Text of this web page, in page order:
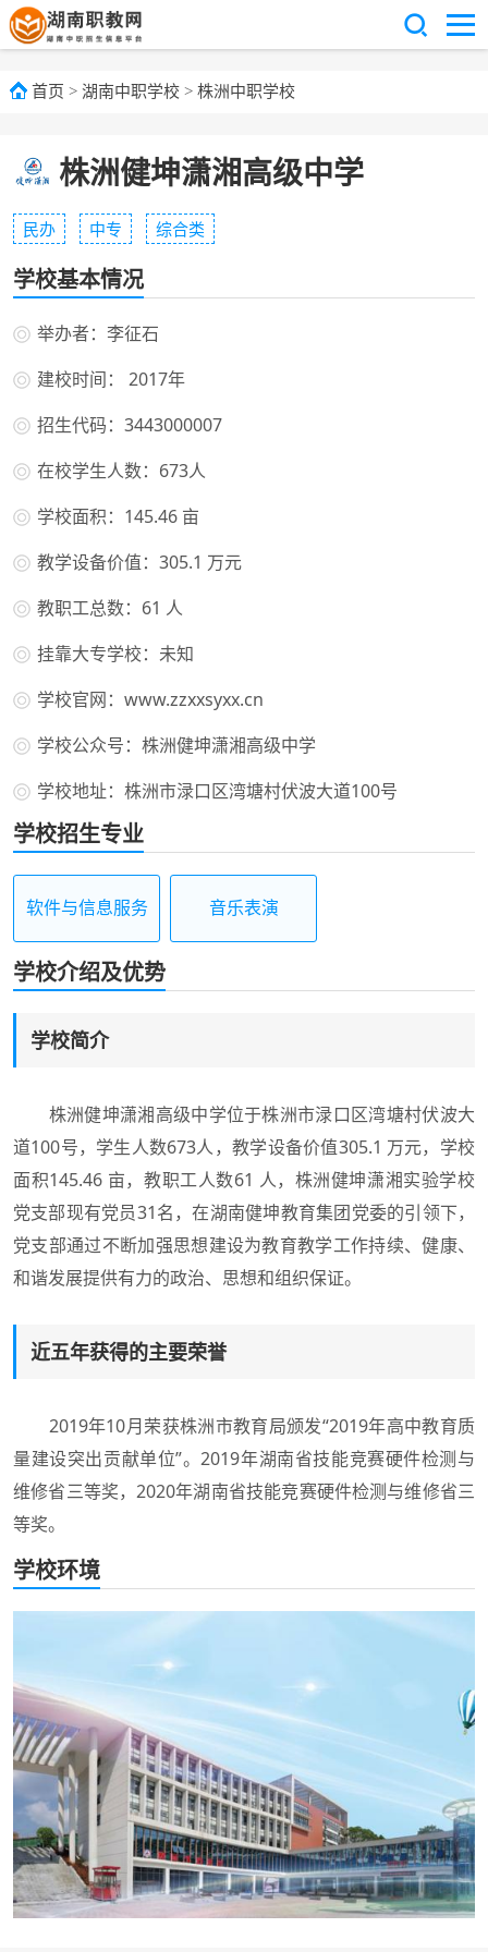
首页 > 湖南中职学校 > 株洲中职学校
株洲健坤潇湘高级中学
民办 中专 综合类
学校基本情况
举办者：李征石
建校时间： 2017年
招生代码：3443000007
在校学生人数：673人
学校面积：145.46 亩
教学设备价值：305.1 万元
教职工总数：61 人
挂靠大专学校：未知
学校官网：www.zzxxsyxx.cn
学校公众号：株洲健坤潇湘高级中学
学校地址：株洲市渌口区湾塘村伏波大道100号
学校招生专业
软件与信息服务 音乐表演
学校介绍及优势
学校简介
株洲健坤潇湘高级中学位于株洲市渌口区湾塘村伏波大
道100号，学生人数673人，教学设备价值305.1 万元，学校
面积145.46 亩，教职工人数61 人，株洲健坤潇湘实验学校
党支部现有党员31名，在湖南健坤教育集团党委的引领下，
党支部通过不断加强思想建设为教育教学工作持续、健康、
和谐发展提供有力的政治、思想和组织保证。
近五年获得的主要荣誉
2019年10月荣获株洲市教育局颁发“2019年高中教育质
量建设突出贡献单位”。2019年湖南省技能竞赛硬件检测与
维修省三等奖，2020年湖南省技能竞赛硬件检测与维修省三
等奖。
学校环境